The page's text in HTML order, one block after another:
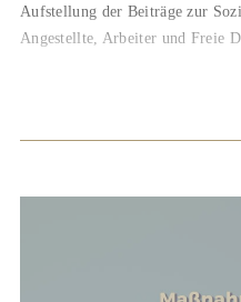
Aufstellung der Beiträge zur
Angestellte, Arbeiter und Freie